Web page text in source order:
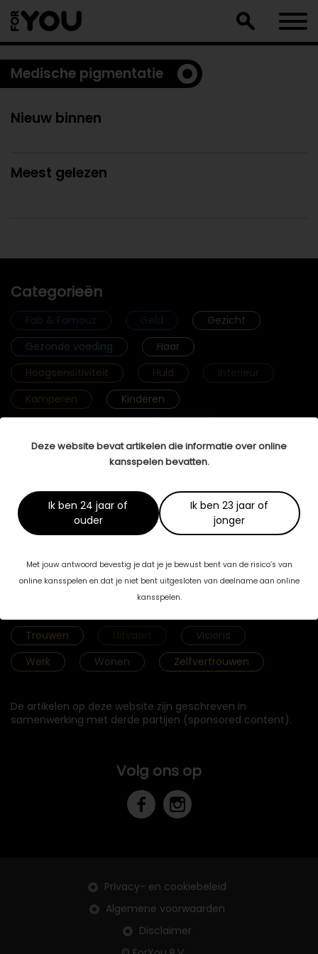
Deze website bevat artikelen die informatie over online
kansspelen bevatten.
Ik ben 24 jaar of
ouder
Ik ben 23 jaar of
jonger
Met jouw antwoord bevestig je dat je je bewust bent van de risico’s van
online kansspelen en dat je niet bent uitgesloten van deelname aan online
kansspelen.
naar
artikel
Medische pigmentatie
Nieuw binnen
Meest gelezen
Categorieën
Fab & Famouz Geld
Gezicht
Gezonde voeding
Haar
Hoogsensitiviteit
Huid
Interieur
Kamperen
Kinderen
Lichamelijke gezondheid
Lingerie
Meditatie
Mentale gezondheid
Mijn Verhaal
Mode
Reizen
Selfcare
Selfmade Woman
Sport
Trouwen
Uitvaart
Visions
Werk
Wonen Zelfvertrouwen
De artikelen op deze website zijn geschreven in
samenwerking met derde partijen (sponsored content).
Volg ons op
Privacy- en cookiebeleid
Algemene voorwaarden
Disclaimer